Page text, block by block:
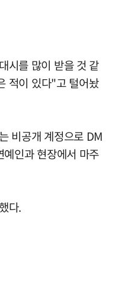
시를 많이 받을 것 같
적이 있다"고 털어놨
비공개 계정으로 DM
인과 현장에서 마주
다.